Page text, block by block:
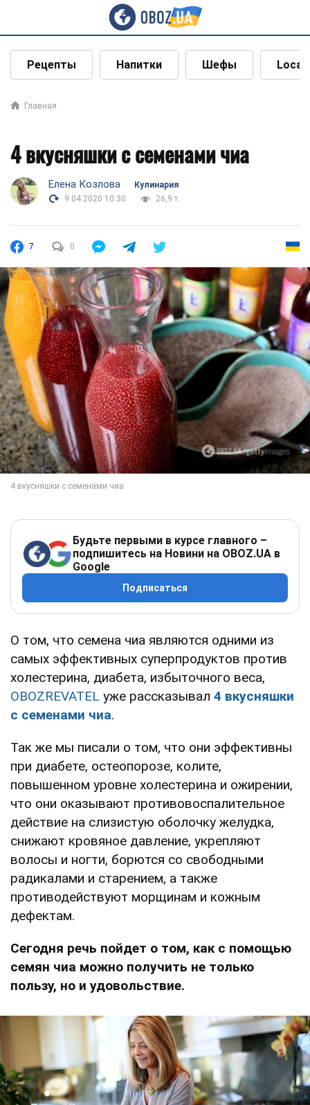
Рецепты Напитки Шефы Local
Главная
4 вкусняшки с семенами чиа
Елена Козлова
Кулинария
9.04.2020 10:30
26,9 т.
7 0
Будьте первыми в курсе главного –
подпишитесь на Новини на OBOZ.UA в
Google
Подписаться
О том, что семена чиа являются одними из
самых эффективных суперпродуктов против
холестерина, диабета, избыточного веса,
OBOZREVATEL уже рассказывал 4 вкусняшки
с семенами чиа.
Так же мы писали о том, что они эффективны
при диабете, остеопорозе, колите,
повышенном уровне холестерина и ожирении,
что они оказывают противовоспалительное
действие на слизистую оболочку желудка,
снижают кровяное давление, укрепляют
волосы и ногти, борются со свободными
радикалами и старением, а также
противодействуют морщинам и кожным
дефектам.
Сегодня речь пойдет о том, как с помощью
семян чиа можно получить не только
пользу, но и удовольствие.